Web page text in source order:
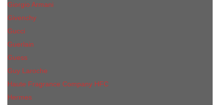
Giorgio Armani
Givenchy
Gucci
Guerlain
Guess
Guy Laroche
Haute Fragrance Company HFC
Hermes